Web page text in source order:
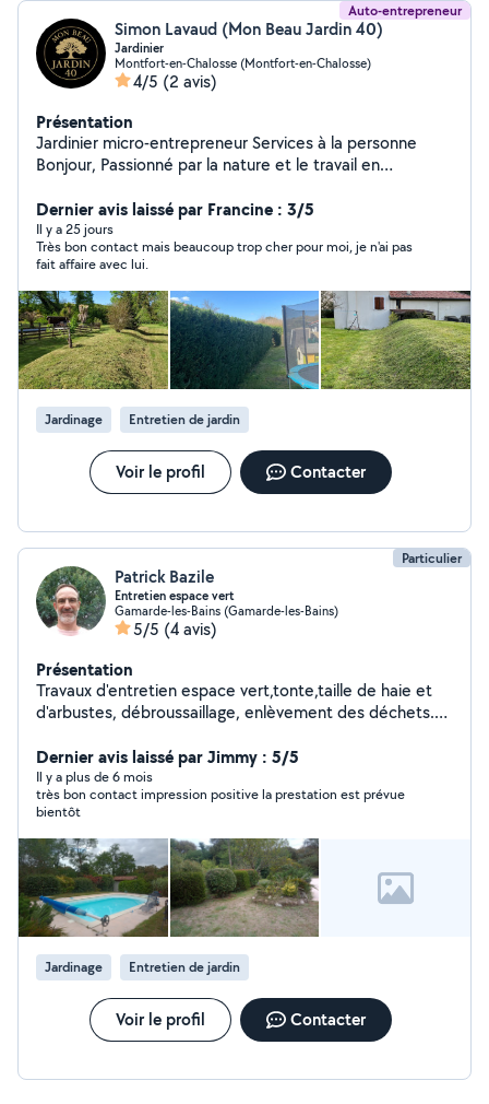
Auto-entrepreneur
Simon Lavaud (Mon Beau Jardin 40)
Jardinier
Montfort-en-Chalosse (Montfort-en-Chalosse)
4/5 (2 avis)
Présentation
Jardinier micro-entrepreneur Services à la personne
Bonjour, Passionné par la nature et le travail en
pour entretenir et embellir vos espaces verts. En tant
que micro-entrepreneur déclaré dans le cadre des
services à la personne, vous pouvez bénéficier d'un
travail soigné, sérieux et adapté à vos besoins. Mes
prestations : Tonte de pelouse Taille de haies et
arbustes Désherbage Entretien général du jardin
Ramassage de feuilles Petits travaux extérieurs Travail
propre et appliqué Respect des délais Matériel adapté
À l'écoute de vos demandes Que ce soit pour un
entretien régulier ou une intervention ponctuelle, je suis
disponible pour vous aider à garder un jardin agréable
toute l'année. N'hésitez pas à me contacter pour plus
d'informations ou un devis gratuit ! À bientôt.
Dernier avis laissé par Francine : 3/5
Il y a 25 jours
Très bon contact mais beaucoup trop cher pour moi, je n'ai pas
fait affaire avec lui.
Jardinage Entretien de jardin
Voir le profil Contacter
Particulier
Patrick Bazile
Entretien espace vert
Gamarde-les-Bains (Gamarde-les-Bains)
5/5 (4 avis)
Présentation
Travaux d'entretien espace vert,tonte,taille de haie et
d'arbustes, débroussaillage, enlèvement des déchets.
parquet.
Dernier avis laissé par Jimmy : 5/5
Il y a plus de 6 mois
très bon contact impression positive la prestation est prévue
bientôt
Jardinage Entretien de jardin
Voir le profil Contacter